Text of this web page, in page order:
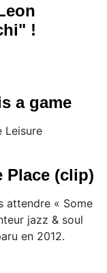
!
a game
Leisure
Place (clip)
attendre « Some
jazz & soul
en 2012.